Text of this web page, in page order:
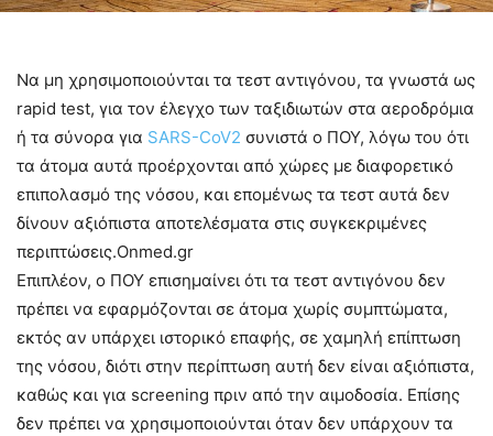
Να μη χρησιμοποιούνται τα τεστ αντιγόνου, τα γνωστά ως
rapid test, για τον έλεγχο των ταξιδιωτών στα αεροδρόμια
ή τα σύνορα για SARS-CoV2 συνιστά ο ΠΟΥ, λόγω του ότι
τα άτομα αυτά προέρχονται από χώρες με διαφορετικό
επιπολασμό της νόσου, και επομένως τα τεστ αυτά δεν
δίνουν αξιόπιστα αποτελέσματα στις συγκεκριμένες
περιπτώσεις.Onmed.gr
Επιπλέον, ο ΠΟΥ επισημαίνει ότι τα τεστ αντιγόνου δεν
πρέπει να εφαρμόζονται σε άτομα χωρίς συμπτώματα,
εκτός αν υπάρχει ιστορικό επαφής, σε χαμηλή επίπτωση
της νόσου, διότι στην περίπτωση αυτή δεν είναι αξιόπιστα,
καθώς και για screening πριν από την αιμοδοσία. Επίσης
δεν πρέπει να χρησιμοποιούνται όταν δεν υπάρχουν τα